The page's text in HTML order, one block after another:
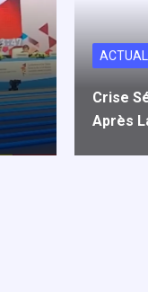
Crise
Après